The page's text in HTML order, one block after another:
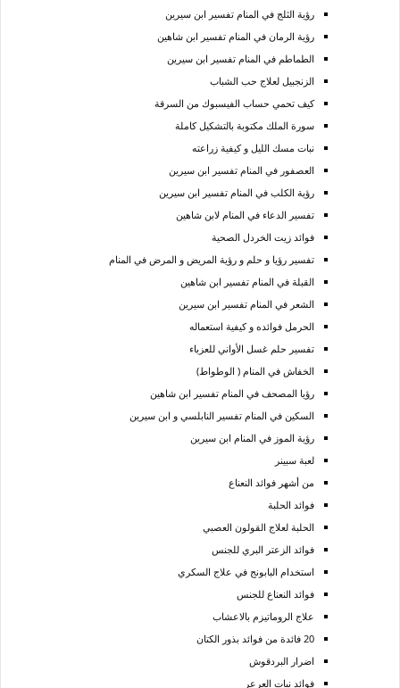
رؤية الثلج في المنام تفسير ابن سيرين
رؤية الرمان في المنام تفسير ابن شاهين
الطماطم في المنام تفسير ابن سيرين
الزنجبيل لعلاج حب الشباب
كيف تحمي حساب الفيسبوك من السرقة
سورة الملك مكتوبة بالتشكيل كاملة
نبات مسك الليل و كيفية زراعته
العصفور في المنام تفسير ابن سيرين
رؤية الكلب في المنام تفسير ابن سيرين
تفسير الدعاء في المنام لابن شاهين
فوائد زيت الخردل الصحية
تفسير رؤيا و حلم و رؤية المريض و المرض في المنام
القبلة في المنام تفسير ابن شاهين
الشعر في المنام تفسير ابن سيرين
الحرمل فوائده و كيفية استعماله
تفسير حلم غسل الأواني للعزباء
الخفاش في المنام ( الوطواط)
رؤيا المصحف في المنام تفسير ابن شاهين
السكين في المنام تفسير النابلسي و ابن سيرين
رؤية الموز في المنام ابن سيرين
لعبة سبينر
من أشهر فوائد النعناع
فوائد الحلبة
الحلبة لعلاج القولون العصبي
فوائد الزعتر البري للجنس
استخدام البابونج في علاج السكري
فوائد النعناع للجنس
علاج الروماتيزم بالاعشاب
20 فائدة من فوائد بذور الكتان
اضرار البردقوش
فوائد نبات العرعر